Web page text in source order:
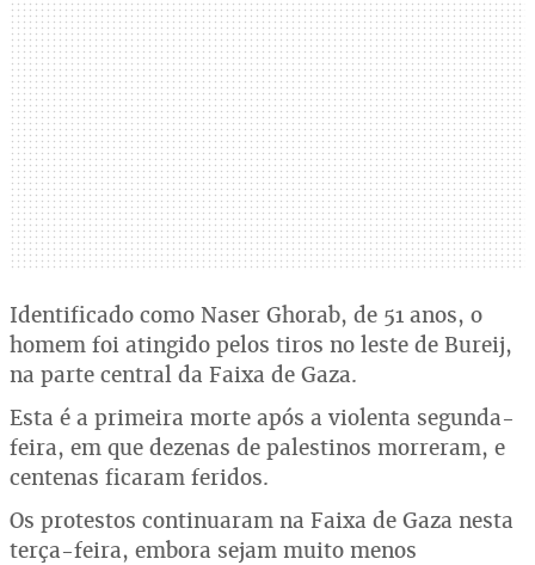
Identificado como Naser Ghorab, de 51 anos, o
homem foi atingido pelos tiros no leste de Bureij,
na parte central da Faixa de Gaza.
Esta é a primeira morte após a violenta segunda-
feira, em que dezenas de palestinos morreram, e
centenas ficaram feridos.
Os protestos continuaram na Faixa de Gaza nesta
terça-feira, embora sejam muito menos